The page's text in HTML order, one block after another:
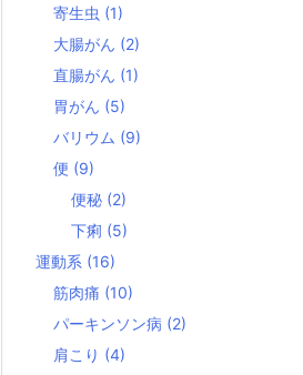
寄生虫 (1)
大腸がん (2)
直腸がん (1)
胃がん (5)
バリウム (9)
便 (9)
便秘 (2)
下痢 (5)
運動系 (16)
筋肉痛 (10)
パーキンソン病 (2)
肩こり (4)